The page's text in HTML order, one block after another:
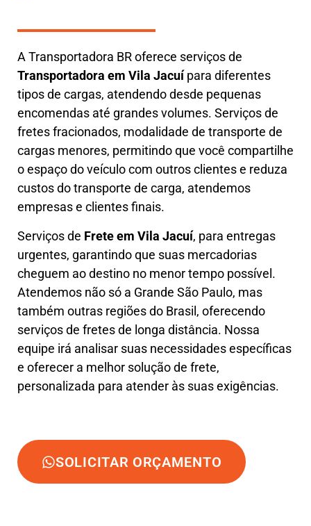
A Transportadora BR oferece serviços de
Transportadora em Vila Jacuí para diferentes
tipos de cargas, atendendo desde pequenas
encomendas até grandes volumes. Serviços de
fretes fracionados, modalidade de transporte de
cargas menores, permitindo que você compartilhe
o espaço do veículo com outros clientes e reduza
custos do transporte de carga, atendemos
empresas e clientes finais.
Serviços de Frete em Vila Jacuí, para entregas
urgentes, garantindo que suas mercadorias
cheguem ao destino no menor tempo possível.
Atendemos não só a Grande São Paulo, mas
também outras regiões do Brasil, oferecendo
serviços de fretes de longa distância. Nossa
equipe irá analisar suas necessidades específicas
e oferecer a melhor solução de frete,
personalizada para atender às suas exigências.
SOLICITAR ORÇAMENTO